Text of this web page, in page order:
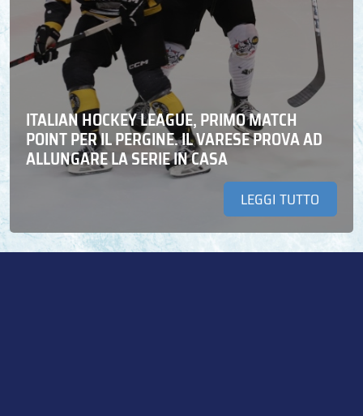
ITALIAN HOCKEY LEAGUE, PRIMO MATCH
POINT PER IL PERGINE. IL VARESE PROVA AD
ALLUNGARE LA SERIE IN CASA
LEGGI TUTTO